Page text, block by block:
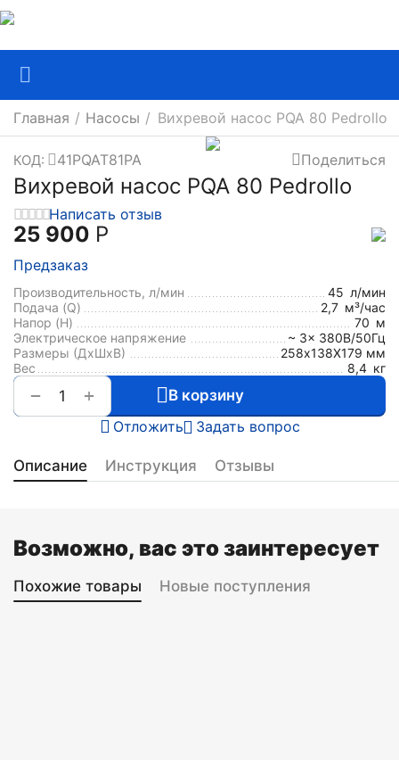
Главная / Насосы / Вихревой насос PQA 80 Pedrollo
КОД: 41PQAT81PA Поделиться
Вихревой насос PQA 80 Pedrollo
Написать отзыв
25 900 Р
Предзаказ
Производительность, л/мин 45 л/мин
Подача (Q)
2,7 м³/час
Напор (H)
70 м
Электрическое напряжение
~ 3x 380В/50Гц
Размеры (ДхШxВ)
258х138Х179 мм
Вес
8,4 кг
+
−
В корзину
Отложить
Задать вопрос
Описание Инструкция Отзывы
Возможно, вас это заинтересует
Похожие товары Новые поступления